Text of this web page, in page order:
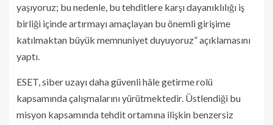
yaşıyoruz; bu nedenle, bu tehditlere karşı dayanıklılığı iş
birliği içinde artırmayı amaçlayan bu önemli girişime
katılmaktan büyük memnuniyet duyuyoruz” açıklamasını
yaptı.
ESET, siber uzayı daha güvenli hâle getirme rolü
kapsamında çalışmalarını yürütmektedir. Üstlendiği bu
misyon kapsamında tehdit ortamına ilişkin benzersiz